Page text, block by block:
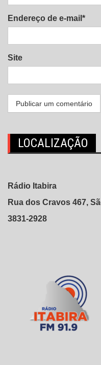
Endereço de e-mail*
Site
LOCALIZAÇÃO
Rádio Itabira
Rua dos Cravos 467,
3831-2928